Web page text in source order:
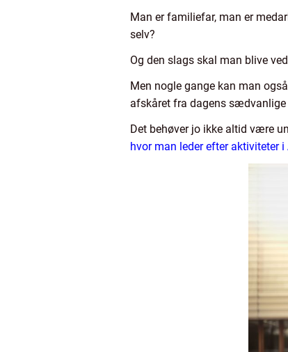
Man er familiefar, man er
selv?
Og den slags skal man blive
Men nogle gange kan man
afskåret fra dagens sædvanlige
Det behøver jo ikke altid være
hvor man leder efter aktiviteter i